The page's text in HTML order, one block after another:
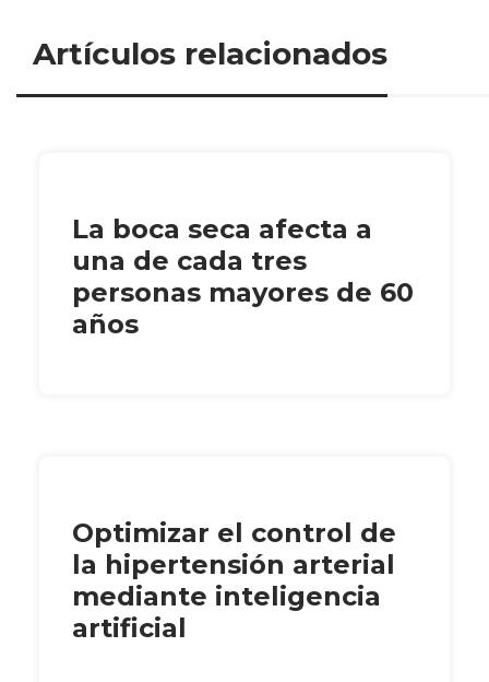
Artículos relacionados
La boca seca afecta a
una de cada tres
personas mayores de 60
años
Optimizar el control de
la hipertensión arterial
mediante inteligencia
artificial